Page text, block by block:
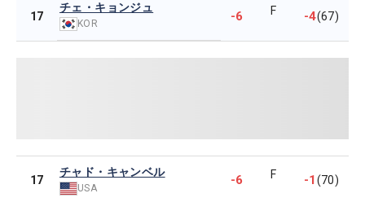
17
チェ・キョンジュ
KOR -6 F -4(67)
17
チャド・キャンベル
USA
-6 F -1(70)